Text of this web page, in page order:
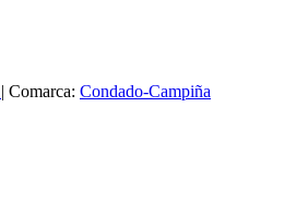
| Comarca: Condado-Campiña